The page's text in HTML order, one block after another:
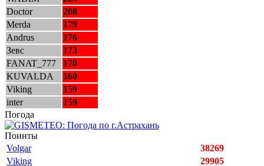
Doctor
208
Merda
179
Andrus
176
Зевс
173
FANAT_777
170
KUVALDA
160
Viking
159
inter
159
Погода
Поинты
Volgar
38269
Viking
29905